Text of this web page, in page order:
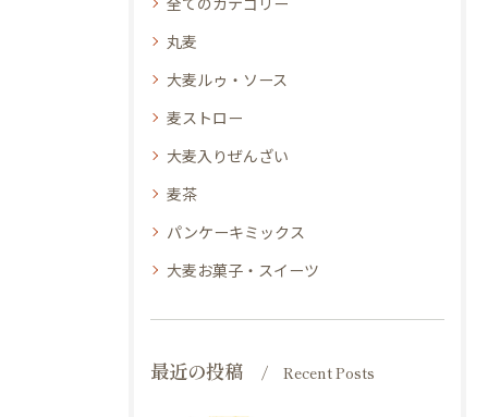
丸麦
大麦ルゥ・ソース
麦ストロー
大麦入りぜんざい
麦茶
パンケーキミックス
大麦お菓子・スイーツ
最近の投稿 Recent Posts